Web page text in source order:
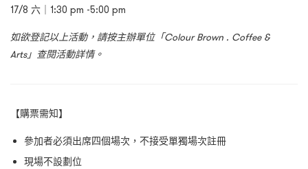
17/8 六｜1:30 pm -5:00 pm
如欲登記以上活動，請按主辦單位「Colour Brown . Coffee &
Arts」查閱活動詳情。
【購票需知】
參加者必須出席四個場次，不接受單獨場次註冊
現場不設劃位